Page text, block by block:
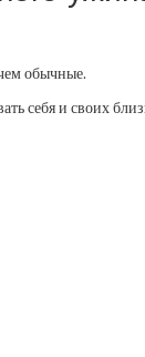
обычные.
себя и своих